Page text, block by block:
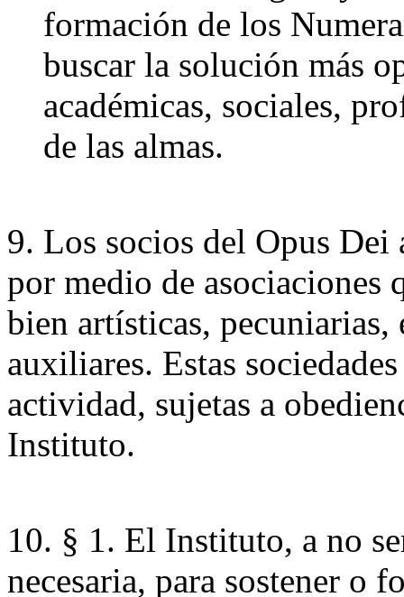
formación de los
buscar la solución más
académicas, sociales,
de las almas.
9. Los socios del Opus
por medio de asociaciones
bien artísticas, pecuniarias,
auxiliares. Estas
actividad, sujetas a
Instituto.
10. § 1. El Instituto, a no
necesaria, para sostener o